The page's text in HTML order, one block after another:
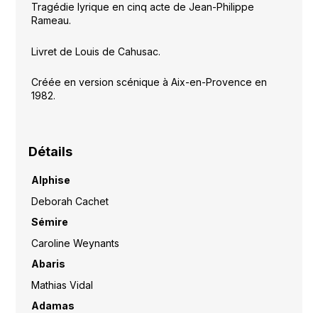
Tragédie lyrique en cinq acte de Jean-Philippe
Rameau.
Livret de Louis de Cahusac.
Créée en version scénique à Aix-en-Provence en
1982.
Détails
Alphise
Deborah Cachet
Sémire
Caroline Weynants
Abaris
Mathias Vidal
Adamas